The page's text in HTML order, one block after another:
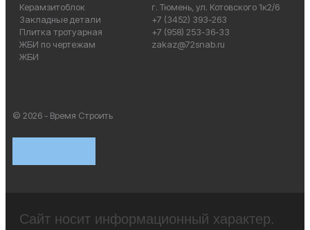
Керамзитоблок
Закладные детали
Плитка тротуарная
ЖБИ по чертежам
ЖБИ
г. Тюмень, ул. Котовского 1к2/6
+7 (3452) 393-263
+7 (958) 253-36-33
zakaz@72snab.ru
© 2026 - Время Строить
Сайт носит информационный характер.